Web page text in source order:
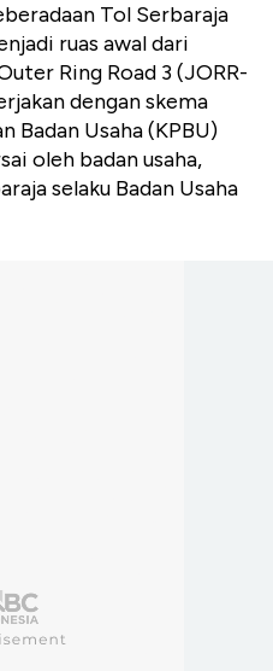
Tol Serbaraja
ruas awal dari
Ring Road 3 (JORR-
dengan skema
Badan Usaha (KPBU)
oleh badan usaha,
selaku Badan Usaha